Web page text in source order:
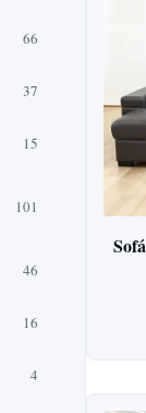
66
37
15
101
46
16
4